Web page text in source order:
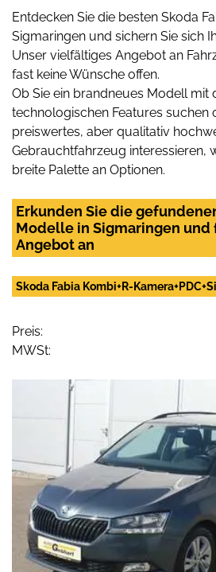
Entdecken Sie die besten Skoda
Sigmaringen und sichern Sie sich
Unser vielfältiges Angebot an
fast keine Wünsche offen.
Ob Sie ein brandneues Modell mit
technologischen Features suchen
preiswertes, aber qualitativ
Gebrauchtfahrzeug interessieren,
breite Palette an Optionen.
Erkunden Sie die
Modelle in Sigmaringen und
Angebot an
Skoda Fabia Kombi+R-
Preis:
MWSt: